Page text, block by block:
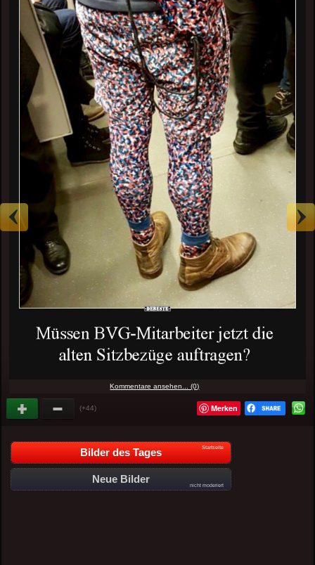
Kommentare ansehen... (0)
(+44) Merken
Bilder des Tages Startseite
Neue Bilder
nicht moderiert